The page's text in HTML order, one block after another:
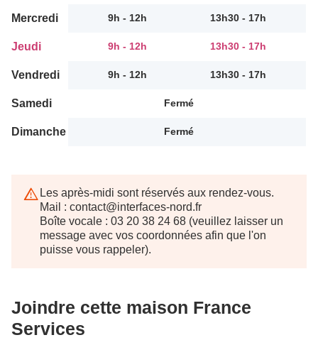
Mercredi 9h - 12h 13h30 - 17h
Jeudi 9h - 12h 13h30 - 17h
Vendredi 9h - 12h 13h30 - 17h
Samedi Fermé
Dimanche Fermé
Les après-midi sont réservés aux rendez-vous.
Mail : contact@interfaces-nord.fr
Boîte vocale : 03 20 38 24 68 (veuillez laisser un
message avec vos coordonnées afin que l'on
puisse vous rappeler).
Joindre cette maison France
Services